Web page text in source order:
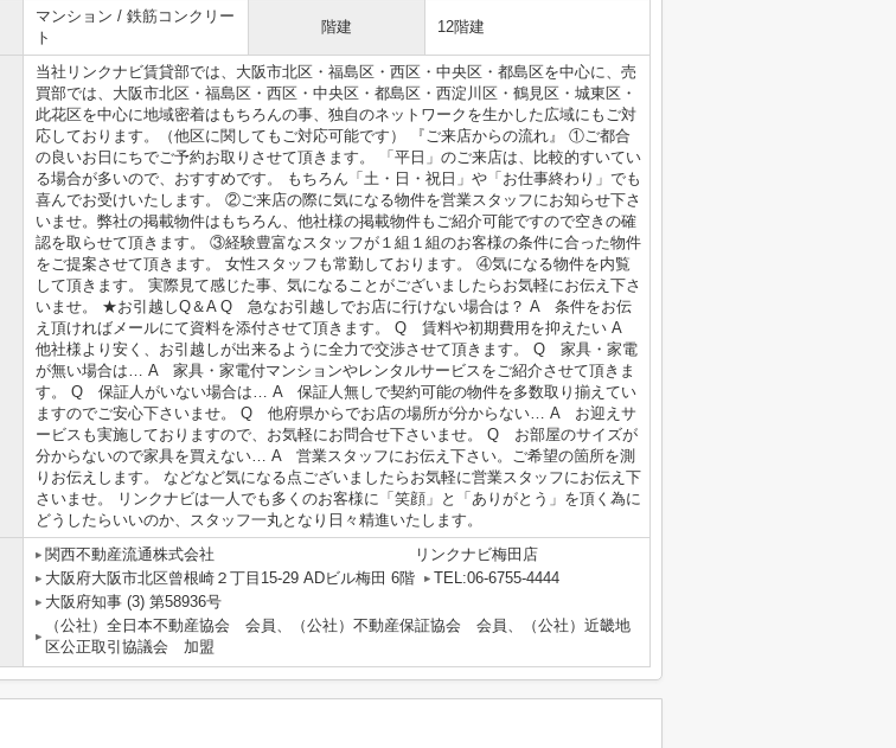
マンション / 鉄筋コンクリー
ト
階建 12階建
当社リンクナビ賃貸部では、大阪市北区・福島区・西区・中央区・都島区を中心に、売
買部では、大阪市北区・福島区・西区・中央区・都島区・西淀川区・鶴見区・城東区・
此花区を中心に地域密着はもちろんの事、独自のネットワークを生かした広域にもご対
応しております。（他区に関してもご対応可能です） 『ご来店からの流れ』 ①ご都合
の良いお日にちでご予約お取りさせて頂きます。 「平日」のご来店は、比較的すいてい
る場合が多いので、おすすめです。 もちろん「土・日・祝日」や「お仕事終わり」でも
喜んでお受けいたします。 ②ご来店の際に気になる物件を営業スタッフにお知らせ下さ
いませ。弊社の掲載物件はもちろん、他社様の掲載物件もご紹介可能ですので空きの確
認を取らせて頂きます。 ③経験豊富なスタッフが１組１組のお客様の条件に合った物件
をご提案させて頂きます。 女性スタッフも常勤しております。 ④気になる物件を内覧
して頂きます。 実際見て感じた事、気になることがございましたらお気軽にお伝え下さ
いませ。 ★お引越しQ＆A Q 急なお引越しでお店に行けない場合は？ A 条件をお伝
え頂ければメールにて資料を添付させて頂きます。 Q 賃料や初期費用を抑えたい A
他社様より安く、お引越しが出来るように全力で交渉させて頂きます。 Q 家具・家電
が無い場合は… A 家具・家電付マンションやレンタルサービスをご紹介させて頂きま
す。 Q 保証人がいない場合は… A 保証人無しで契約可能の物件を多数取り揃えてい
ますのでご安心下さいませ。 Q 他府県からでお店の場所が分からない… A お迎えサ
ービスも実施しておりますので、お気軽にお問合せ下さいませ。 Q お部屋のサイズが
分からないので家具を買えない… A 営業スタッフにお伝え下さい。ご希望の箇所を測
りお伝えします。 などなど気になる点ございましたらお気軽に営業スタッフにお伝え下
さいませ。 リンクナビは一人でも多くのお客様に「笑顔」と「ありがとう」を頂く為に
どうしたらいいのか、スタッフ一丸となり日々精進いたします。
関西不動産流通株式会社 リンクナビ梅田店
大阪府大阪市北区曾根崎２丁目15-29 ADビル梅田 6階
TEL:06-6755-4444
大阪府知事 (3) 第58936号
（公社）全日本不動産協会 会員、（公社）不動産保証協会 会員、（公社）近畿地
区公正取引協議会 加盟